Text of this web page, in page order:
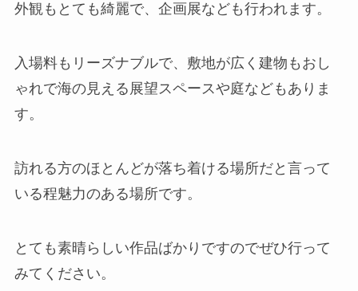
外観もとても綺麗で、企画展なども行われます。
入場料もリーズナブルで、敷地が広く建物もおし
ゃれで海の見える展望スペースや庭などもありま
す。
訪れる方のほとんどが落ち着ける場所だと言って
いる程魅力のある場所です。
とても素晴らしい作品ばかりですのでぜひ行って
みてください。